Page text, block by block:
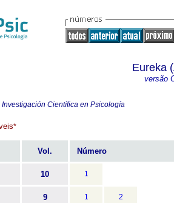
Eureka
versão
Científica en Psicología
*
Vol. Número
10 1
9 1 2